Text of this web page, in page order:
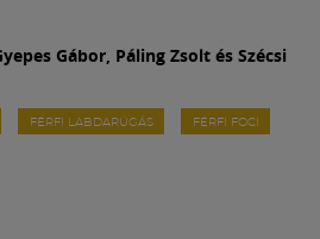
Gábor, Páling Zsolt és Szécsi
FÉRFI LABDARÚGÁS FÉRFI FOCI